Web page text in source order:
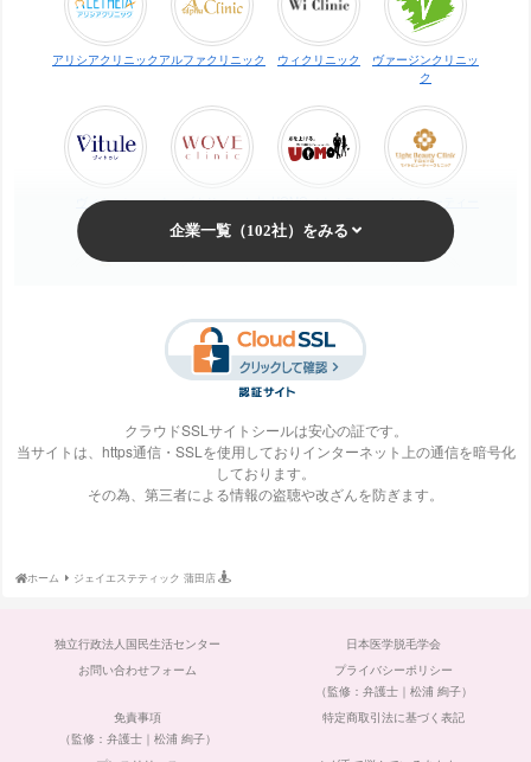
アリシアクリニック アルファクリニック ウィクリニック
ヴァージンクリニッ
ク
ヴィトゥレ
ウォブクリニック中
目黒
UOMO（ウオモ） エイトビューティー
クリニック
エステ・タイム エステティックTBC
S-Labo（エスラ
ボ）
エピレ エミナルクリニック エルクリニック
ック
クラウドSSLサイトシールは安心の証です。
当サイトは、https通信・SSLを使用しておりインターネット上の通信を暗号化
しております。
その為、第三者による情報の盗聴や改ざんを防ぎます。
ホーム ジェイエステティック 蒲田店
独立行政法人国民生活センター
日本医学脱毛学会
お問い合わせフォーム
プライバシーポリシー
（監修：弁護士｜松浦 絢子）
免責事項
（監修：弁護士｜松浦 絢子）
特定商取引法に基づく表記